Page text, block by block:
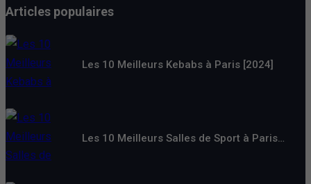
Articles populaires
Les 10 Meilleurs Kebabs à Paris [2024]
Les 10 Meilleurs Salles de Sport à Paris…